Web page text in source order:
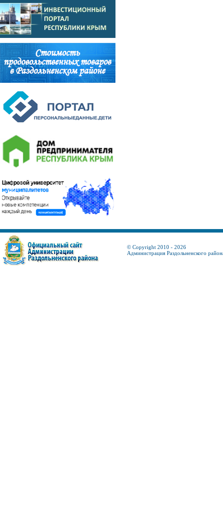
© Copyright 2010 - 2026
Администрация Раздольненского